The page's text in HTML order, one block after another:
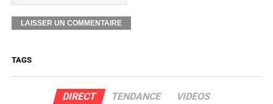
TAGS
DIRECT TENDANCE VIDEOS